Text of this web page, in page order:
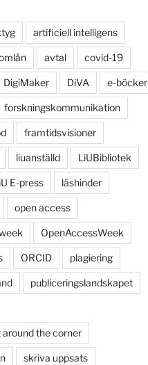
artificiell intelligens
avtal covid-19
DigiMaker DiVA e-böcker
forskningskommunikation
framtidsvisioner
liuanställd LiUBibliotek
E-press läshinder
open access
OpenAccessWeek
ORCID plagiering
publiceringslandskapet
around the corner
skriva uppsats